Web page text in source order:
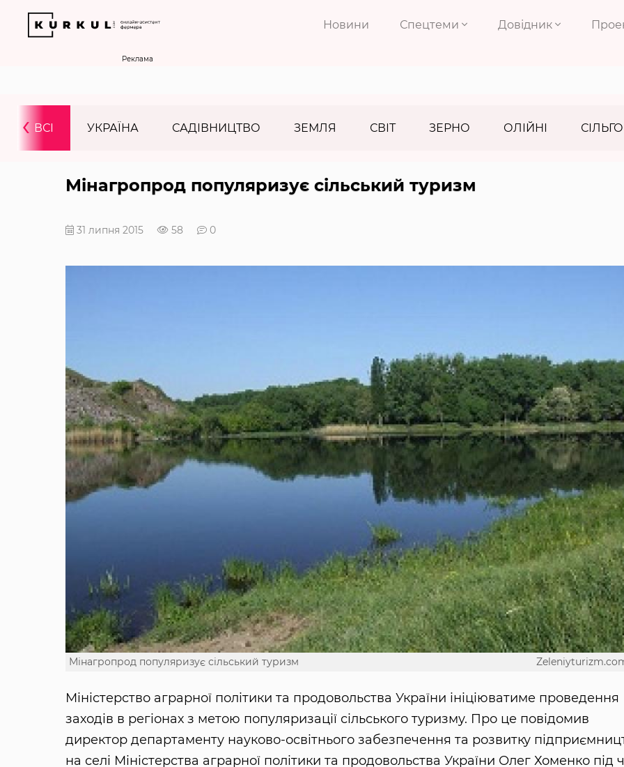
Новини Спецтеми Довідник
Реклама
ВСІ УКРАЇНА САДІВНИЦТВО ЗЕМЛЯ СВІТ ЗЕРНО ОЛІЙНІ
‹
Мінагропрод популяризує сільський туризм
31 липня 2015 58 0
Мінагропрод популяризує сільський туризм
Міністерство аграрної політики та продовольства України ініціюватиме проведення
заходів в регіонах з метою популяризації сільського туризму. Про це повідомив
директор департаменту науково-освітнього забезпечення та розвитку
на селі Міністерства аграрної політики та продовольства України Олег Хоменко під